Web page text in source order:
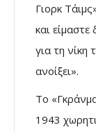
Γιορκ
και
για τη νίκη
ανοίξει».
Το
1943